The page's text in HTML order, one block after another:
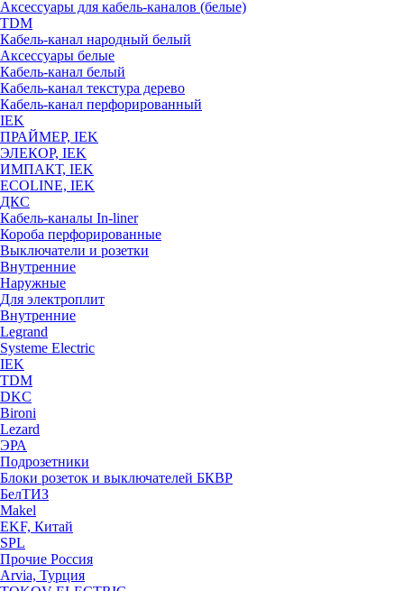
Аксессуары для кабель-каналов (белые)
TDM
Кабель-канал народный белый
Аксессуары белые
Кабель-канал белый
Кабель-канал текстура дерево
Кабель-канал перфорированный
IEK
ПРАЙМЕР, IEK
ЭЛЕКОР, IEK
ИМПАКТ, IEK
ECOLINE, IEK
ДКС
Кабель-каналы In-liner
Короба перфорированные
Выключатели и розетки
Внутренние
Наружные
Для электроплит
Внутренние
Legrand
Systeme Electric
IEK
TDM
DKC
Bironi
Lezard
ЭРА
Подрозетники
Блоки розеток и выключателей БКВР
БелТИЗ
Makel
EKF, Китай
SPL
Прочие Россия
Arvia, Турция